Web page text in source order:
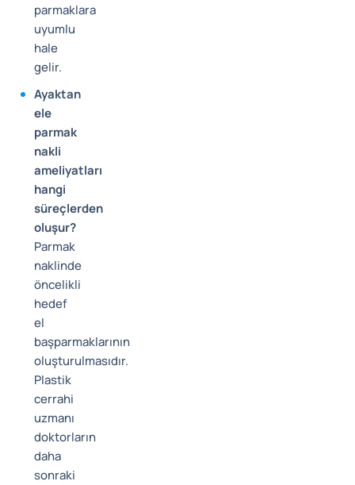
parmaklara
uyumlu
hale
gelir.
Ayaktan
ele
parmak
nakli
ameliyatları
hangi
süreçlerden
oluşur?
Parmak
naklinde
öncelikli
hedef
el
başparmaklarının
oluşturulmasıdır.
Plastik
cerrahi
uzmanı
doktorların
daha
sonraki